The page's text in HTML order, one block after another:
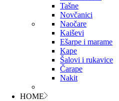
Tašne
Novčanici
Naočare
Kaiševi
Ešarpe i marame
Kape
Šalovi i rukavice
Čarape
Nakit
HOME